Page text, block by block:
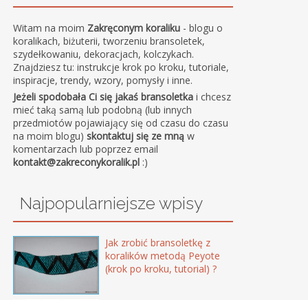
Witam na moim Zakręconym koraliku - blogu o
koralikach, biżuterii, tworzeniu bransoletek,
szydełkowaniu, dekoracjach, kolczykach.
Znajdziesz tu: instrukcje krok po kroku, tutoriale,
inspiracje, trendy, wzory, pomysły i inne.
Jeżeli spodobała Ci się jakaś bransoletka i chcesz
mieć taką samą lub podobną (lub innych
przedmiotów pojawiający się od czasu do czasu
na moim blogu)skontaktuj się ze mną w
komentarzach lub poprzez email
kontakt@zakreconykoralik.pl :)
Najpopularniejsze wpisy
Jak zrobić bransoletkę z
koralików metodą Peyote
(krok po kroku, tutorial) ?